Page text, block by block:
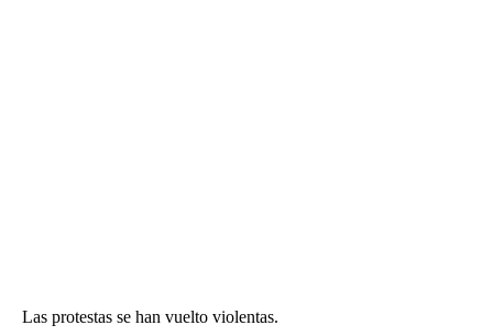
Las protestas se han vuelto violentas.